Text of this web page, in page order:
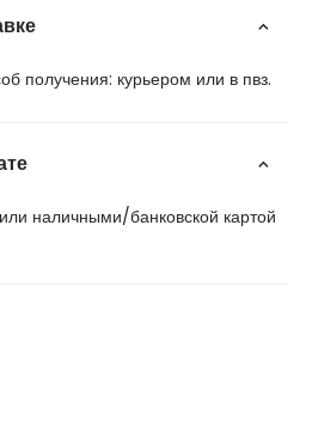
получения: курьером или в пвз.
наличными/банковской картой